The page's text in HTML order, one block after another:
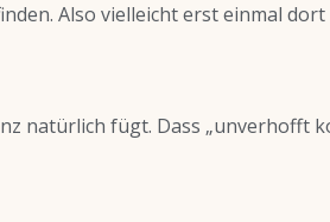
Also vielleicht erst einmal dort
natürlich fügt. Dass „unverhofft